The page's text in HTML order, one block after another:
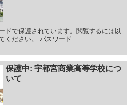
ドで保護されています。閲覧するには以
ください。 パスワード:
保護中: 宇都宮商業高等学校につ
いて